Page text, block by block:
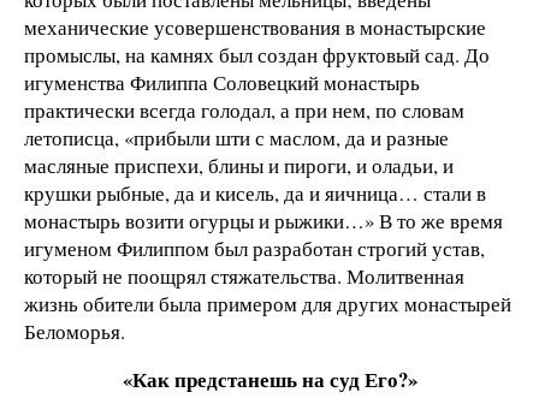
механические усовершенствования в монастырские
промыслы, на камнях был создан фруктовый сад. До
игуменства Филиппа Соловецкий монастырь
практически всегда голодал, а при нем, по словам
летописца, «прибыли шти с маслом, да и разные
масляные приспехи, блины и пироги, и оладьи, и
крушки рыбные, да и кисель, да и яичница… стали в
монастырь возити огурцы и рыжики…» В то же время
игуменом Филиппом был разработан строгий устав,
который не поощрял стяжательства. Молитвенная
жизнь обители была примером для других монастырей
Беломорья.
«Как предстанешь на суд Его?»